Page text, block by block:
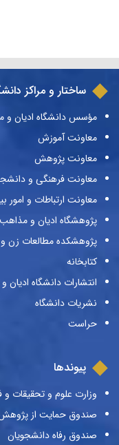
ساختار و مراکز
مؤسس دانشگاه ادیان و
معاونت آموزش
معاونت پژوهش
معاونت فرهنگی و
معاونت ارتباطات و امور
پژوهشگاه ادیان و مذاهب
پژوهشکده مطالعات زن و
کتابخانه
انتشارات دانشگاه
نشریات دانشگاه
حراست
پیوندها
وزارت علوم و تحقیقات و
صندوق حمایت از
صندوق رفاه دانشجویان